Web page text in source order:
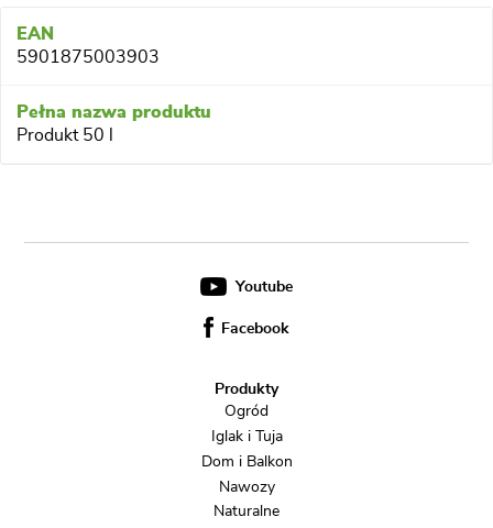
5901875003903
Produkt 50 l
Youtube
Facebook
Produkty
Ogród
Iglak i Tuja
Dom i Balkon
Nawozy
Naturalne